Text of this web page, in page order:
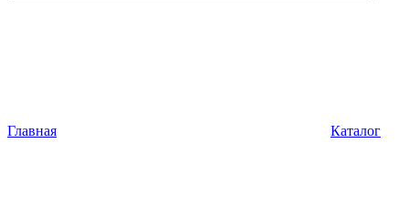
Главная Каталог